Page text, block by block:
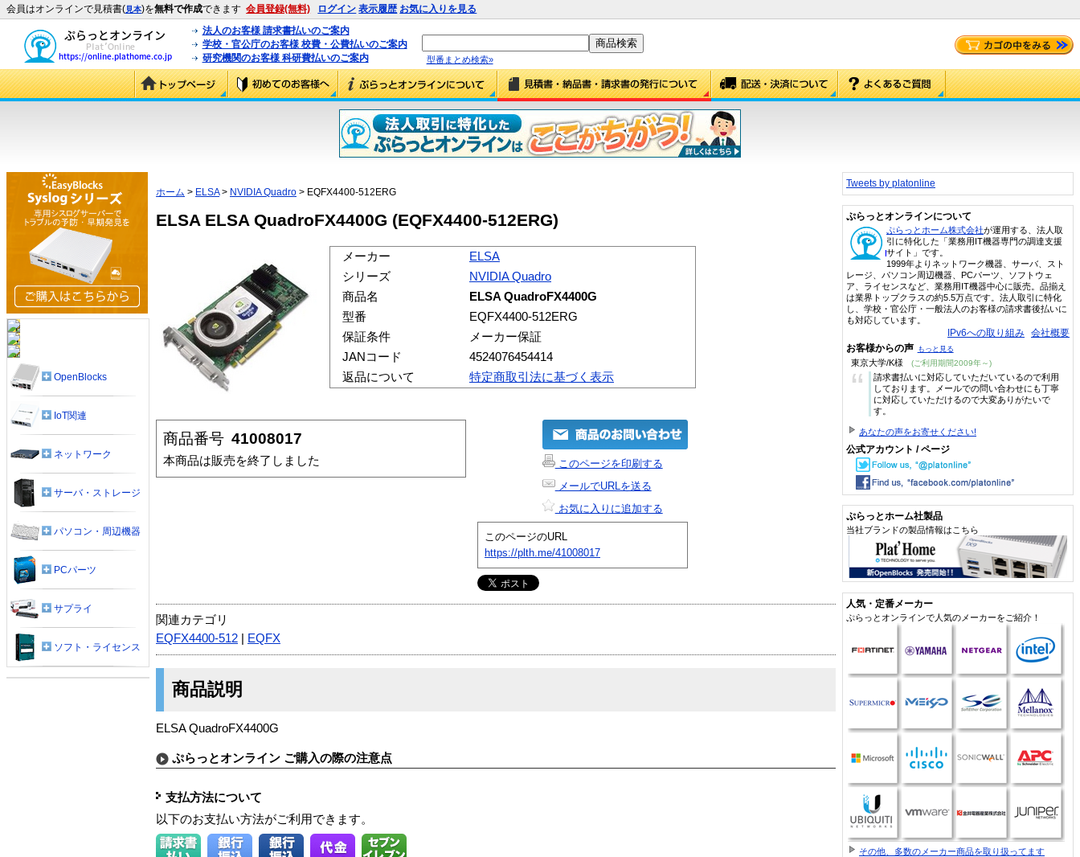
会員はオンラインで見積書(見本)を無料で作成できます 会員登録(無料) ログイン 表示履歴 お気に入りを見る
法人のお客様 請求書払いのご案内
学校・官公庁のお客様 校費・公費払いのご案内
研究機関のお客様 科研費払いのご案内
型番まとめ検索»
ホーム > ELSA> NVIDIA Quadro > EQFX4400-512ERG
ELSA ELSA QuadroFX4400G (EQFX4400-512ERG)
メーカー
ELSA
シリーズ
NVIDIA Quadro
商品名
ELSA QuadroFX4400G
型番
EQFX4400-512ERG
保証条件
メーカー保証
JANコード
4524076454414
返品について
特定商取引法に基づく表示
商品番号 41008017
本商品は販売を終了しました
このページを印刷する
メールでURLを送る
お気に入りに追加する
このページのURL
https://plth.me/41008017
関連カテゴリ
EQFX4400-512
EQFX
商品説明
ELSA QuadroFX4400G
ぷらっとオンライン ご購入の際の注意点
支払方法について
以下のお支払い方法がご利用できます。
OpenBlocks
IoT関連
ネットワーク
サーバ・ストレージ
パソコン・周辺機器
PCパーツ
サプライ
ソフト・ライセンス
Tweets by platonline
ぷらっとオンラインについて
ぷらっとホーム株式会社が運用する、法人取
引に特化した「業務用IT機器専門の調達支援
サイト」です。
1999年よりネットワーク機器、サーバ、スト
レージ、パソコン周辺機器、PCパーツ、ソフトウェ
ア、ライセンスなど、業務用IT機器中心に販売。品揃え
は業界トップクラスの約5.5万点です。法人取引に特化
し、学校・官公庁・一般法人のお客様の請求書後払いに
も対応しています。
IPv6への取り組み 会社概要
お客様からの声 もっと見る
東京大学/K様 (ご利用期間2009年～)
“
請求書払いに対応していただいているので利用
しております。メールでの問い合わせにも丁寧
に対応していただけるので大変ありがたいで
す。
あなたの声をお寄せください!
公式アカウント / ページ
ぷらっとホーム社製品
当社ブランドの製品情報はこちら
人気・定番メーカー
ぷらっとオンラインで人気のメーカーをご紹介！
その他、多数のメーカー商品を取り扱ってます